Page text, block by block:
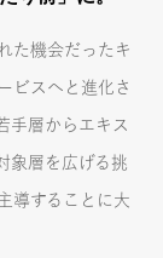
た機会だったキ
ビスへと進化さ
手層からエキス
象層を広げる挑
導することに大